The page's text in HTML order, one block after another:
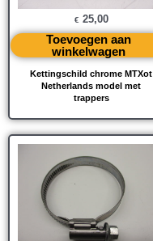
Kettingschild chrome MTXot
Netherlands model met
trappers
€ 25,00
Toevoegen aan
winkelwagen